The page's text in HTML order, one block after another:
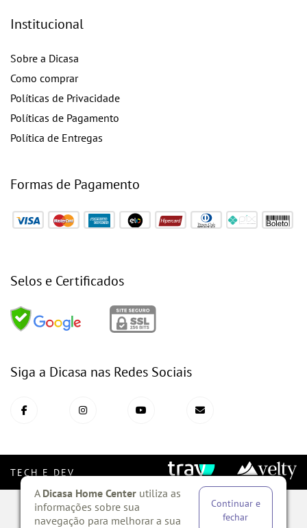
Institucional
Sobre a Dicasa
Como comprar
Políticas de Privacidade
Políticas de Pagamento
Política de Entregas
Formas de Pagamento
Selos e Certificados
Siga a Dicasa nas Redes Sociais
TECH E DEV
Copyright ©?2020 TODOS OS DIREITOS RESERVADOS. Todo o
A Dicasa Home Center utiliza as
informações sobre sua
navegação para melhorar a sua
Continuar e
fechar